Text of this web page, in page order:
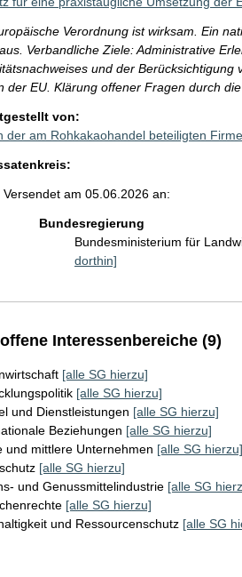
Verordnung ist wirksam. Ein
Verbandliche Ziele: Administrative
und der
der EU. Klärung offener Fragen durch
von:
der am Rohkakaohandel beteiligten
Versendet am 05.06.2026 an:
Bundesregierung
Bundesministerium für
dorthin]
Interessenbereiche (9)
[alle SG hierzu]
[alle SG hierzu]
und Dienstleistungen [alle SG hierzu]
Beziehungen [alle SG hierzu]
und mittlere Unternehmen [alle SG hierzu]
[alle SG hierzu]
und Genussmittelindustrie [alle SG
[alle SG hierzu]
und Ressourcenschutz [alle SG